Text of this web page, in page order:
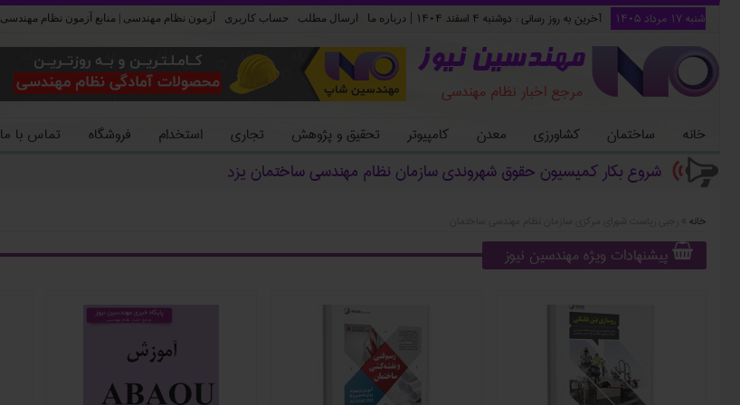
شنبه ۱۷ مرداد ۱۴۰۵ آخرین به روز رسانی : دوشنبه ۴ اسفند ۱۴۰۴ | درباره ما ارسال مطلب حساب کاربری آزمون نظام مهندسی | منابع آزمون نظام مهندسی
مهندسین نیوز
مرجع اخبار نظام مهندسی
خانه ساختمان کشاورزی معدن کامپیوتر تحقیق و پژوهش تجاری استخدام فروشگاه تماس با ما
شروع بکار کمیسیون حقوق شهروندی سازمان نظام مهندسی ساختمان یزد
خانه
پیشنهادات ویژه مهندسین نیوز